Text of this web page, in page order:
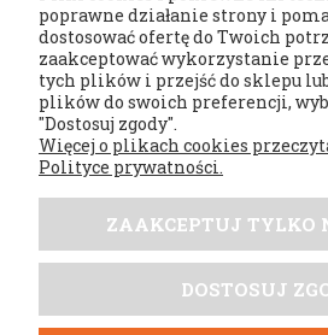
czytaj całość »
Regulaminy
Moje konto
Płatności i
Tabele
poprawne działanie strony i
dostosować ofertę do Twoich
zaakceptować wykorzystanie
tych plików i przejść do sklepu
plików do swoich preferencji,
"Dostosuj zgody".
Więcej o plikach cookies
Polityce prywatności.
ZAAKCEPTUJ TYLKO
DOSTOSUJ